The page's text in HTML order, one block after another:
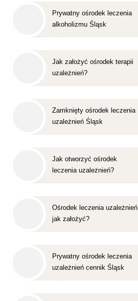
Prywatny ośrodek leczenia
alkoholizmu Śląsk
Jak założyć ośrodek terapii
uzależnień?
Zamknięty ośrodek leczenia
uzależnień Śląsk
Jak otworzyć ośrodek
leczenia uzależnień?
Ośrodek leczenia uzależnień
jak założyć?
Prywatny ośrodek leczenia
uzależnień cennik Śląsk